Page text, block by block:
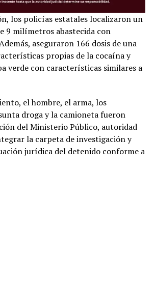
los policías estatales localizaron un
9 milímetros abastecida con
aseguraron 166 dosis de una
propias de la cocaína y
verde con características similares a
el hombre, el arma, los
droga y la camioneta fueron
del Ministerio Público, autoridad
la carpeta de investigación y
jurídica del detenido conforme a